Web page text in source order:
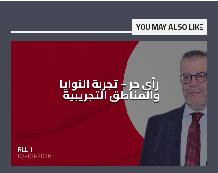
YOU MAY ALSO LIKE
رأي حر – تجربة النوايا
والمناطق التجريبية
RLL 1
07-08-2026